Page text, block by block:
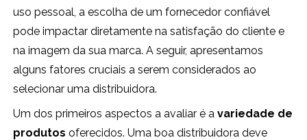
uso pessoal, a escolha de um fornecedor confiável
pode impactar diretamente na satisfação do cliente e
na imagem da sua marca. A seguir, apresentamos
alguns fatores cruciais a serem considerados ao
selecionar uma distribuidora.
Um dos primeiros aspectos a avaliar é avariedade de
produtos oferecidos. Uma boa distribuidora deve